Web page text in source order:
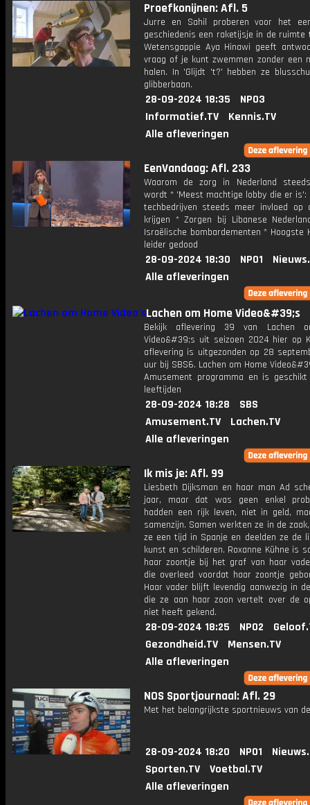
Proefkonijnen: Afl. 5
Jurre en Sahil proberen voor het
geschiedenis een raketijsje in de ruimte
Wetensgappie Aya Hinawi geeft
vraag of je kunt zwemmen zonder een
halen. In 'Glijdt 't?' hebben ze
glibberbaan.
28-09-2024 18:35
NPO3
Informatief.TV
Kennis.TV
Alle afleveringen
EenVandaag: Afl. 233
Waarom de zorg in Nederland
wordt * 'Meest machtige lobby die er is':
techbedrijven steeds meer invloed op
krijgen * Zorgen bij Libanese
Israëlische bombardementen * Hoogste
leider gedood
28-09-2024 18:30 NPO1
Alle afleveringen
Lachen om Home Video&#39;s
Bekijk aflevering 39 van Lachen
Video&#39;s uit seizoen 2024 hier op
aflevering is uitgezonden op 28
uur bij SBS6. Lachen om Home
Amusement programma en is
leeftijden
28-09-2024 18:28
SBS
Amusement.TV
Lachen.TV
Alle afleveringen
Ik mis je: Afl. 99
Liesbeth Dijksman en haar man Ad
jaar, maar dat was geen enkel
hadden een rijk leven, niet in geld,
samenzijn. Samen werkten ze in de
ze een tijd in Spanje en deelden ze de
kunst en schilderen. Roxanne Kühne is
haar zoontje bij het graf van haar
die overleed voordat haar zoontje
Haar vader blijft levendig aanwezig in
die ze aan haar zoon vertelt over de
niet heeft gekend.
28-09-2024 18:25 NPO2
Gezondheid.TV
Mensen.TV
Alle afleveringen
NOS Sportjournaal: Afl. 29
Met het belangrijkste sportnieuws van
28-09-2024 18:20 NPO1
Sporten.TV
Voetbal.TV
Alle afleveringen